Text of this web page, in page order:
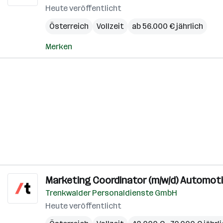
Heute veröffentlicht
Österreich
Vollzeit ab 56.000 € jährlich
Merken
Marketing Coordinator (m/w/d)
Trenkwalder Personaldienste GmbH
Heute veröffentlicht